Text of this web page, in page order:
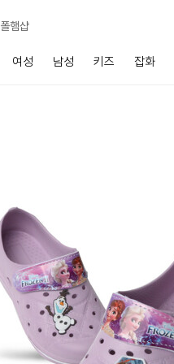
폴햄샵
여성 남성 키즈 잡화